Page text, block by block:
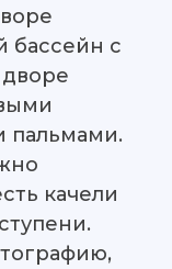
бассейн с
пальмами.
качели